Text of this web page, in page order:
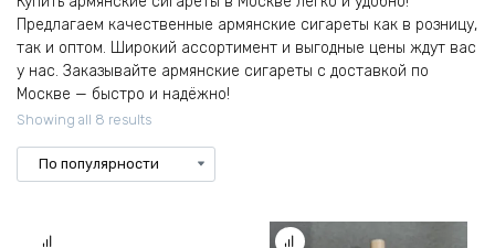
Предлагаем качественные армянские сигареты как в розницу,
так и оптом. Широкий ассортимент и выгодные цены ждут вас
у нас. Заказывайте армянские сигареты с доставкой по
Москве — быстро и надёжно!
Showing all 8 results